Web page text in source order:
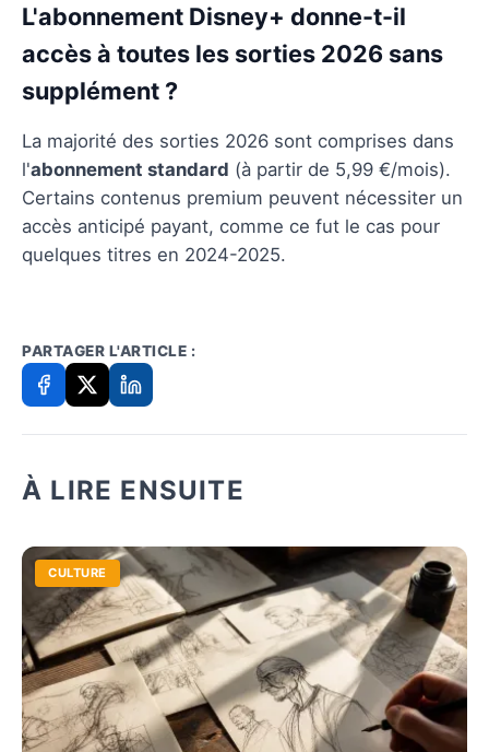
L'abonnement Disney+ donne-t-il
accès à toutes les sorties 2026 sans
supplément ?
La majorité des sorties 2026 sont comprises dans
l'abonnement standard (à partir de 5,99 €/mois).
Certains contenus premium peuvent nécessiter un
accès anticipé payant, comme ce fut le cas pour
quelques titres en 2024-2025.
PARTAGER L'ARTICLE :
À LIRE ENSUITE
CULTURE